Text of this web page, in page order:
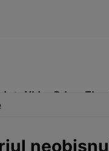
Video Prime Time